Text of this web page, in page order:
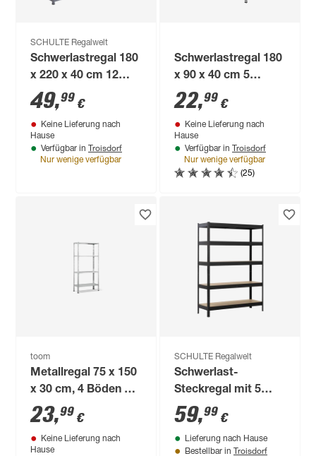
SCHULTE Regalwelt
Schwerlastregal 180
x 220 x 40 cm 12
Böden à 90 kg
49,99 €
Keine Lieferung nach
Hause
Verfügbar in Troisdorf
Nur wenige verfügbar
Schwerlastregal 180
x 90 x 40 cm 5
Böden à 175 kg
22,99 €
Keine Lieferung nach
Hause
Verfügbar in Troisdorf
Nur wenige verfügbar
(25)
toom
Metallregal 75 x 150
x 30 cm, 4 Böden à
50 kg
23,99 €
Keine Lieferung nach
Hause
SCHULTE Regalwelt
Schwerlast-
Steckregal mit 5
Böden à 150 kg
Traglast, schwarz
180 x 130 x 45 cm
59,99 €
Lieferung nach Hause
Bestellbar in Troisdorf